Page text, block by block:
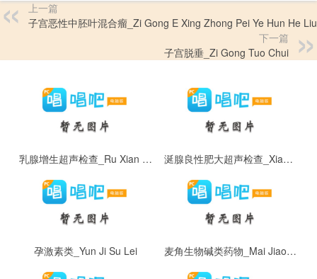
上一篇
子宫恶性中胚叶混合瘤_Zi Gong E Xing Zhong Pei Ye Hun He Liu
下一篇
子宫脱垂_Zi Gong Tuo Chui
乳腺增生超声检查_Ru Xian Zeng Sheng Chao Sheng Jian Cha 涎腺良性肥大超声检查_Xian Xian Liang Xing Fei Da Chao Sheng Jian Cha
孕激素类_Yun Ji Su Lei 麦角生物碱类药物_Mai Jiao Sheng Wu Jian Lei Yao Wu